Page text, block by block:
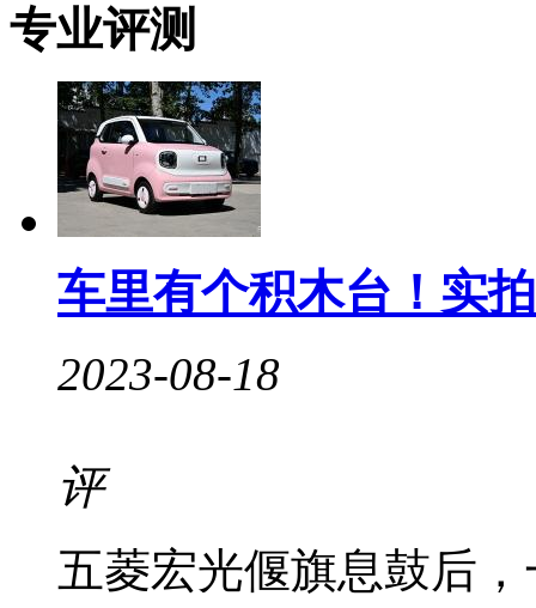
专业评测
车里有个积木台！实
2023-08-18
评
五菱宏光偃旗息鼓后